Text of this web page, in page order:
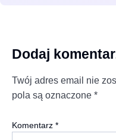
Dodaj
Twój adres email nie
pola są oznaczone *
Komentarz *